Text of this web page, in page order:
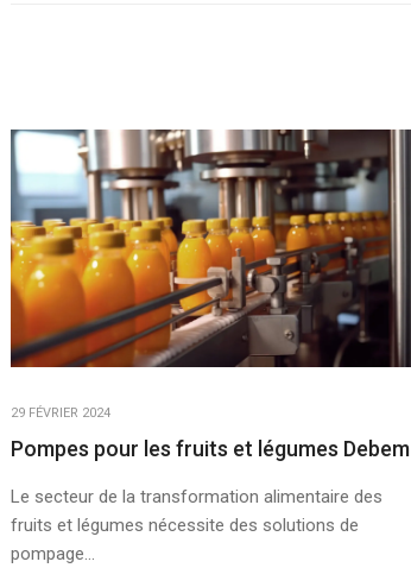
29 FÉVRIER 2024
Pompes pour les fruits et légumes Debem
Le secteur de la transformation alimentaire des
fruits et légumes nécessite des solutions de
pompage...